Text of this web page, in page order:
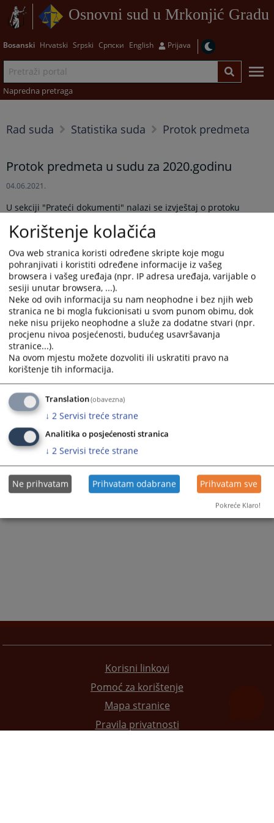
Osnovni sud u Mrkonjić Gradu
Bosanski Hrvatski Srpski Српски English Prijava
Napredna pretraga
Rad suda Statistika suda Protok predmeta
Protok predmeta u sudu za 2020.godinu
04.06.2021.
U sekciji "Prateći dokumenti" nalazi se izvještaj o protoku
Prikazana vijest je na
Prateći dokumenti
Protok predmeta u sudu u 2020.godini
319PREGLEDA
Korisni linkovi
Pomoć za korištenje
Mapa stranice
Pravila privatnosti
Korištenje kolačića
Ova web stranica koristi određene skripte koje mogu
pohranjivati i koristiti određene informacije iz vašeg
browsera i vašeg uređaja (npr. IP adresa uređaja, varijable o
sesiji unutar browsera, ...).
Neke od ovih informacija su nam neophodne i bez njih web
stranica ne bi mogla fukcionisati u svom punom obimu, dok
neke nisu prijeko neophodne a služe za dodatne stvari (npr.
procjenu nivoa posjećenosti, budućeg usavršavanja
stranice...).
Na ovom mjestu možete dozvoliti ili uskratiti pravo na
korištenje tih informacija.
Translation(obavezna)
↓ 2 Servisi treće strane
Analitika o posjećenosti stranica
↓ 2 Servisi treće strane
Ne prihvatam Prihvatam odabrane Prihvatam sve
Pokreće Klaro!